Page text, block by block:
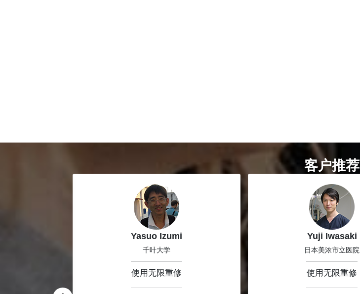
客户推荐
Yasuo Izumi
千叶大学
使用无限重修
Yuji Iwasaki
日本美浓市立医院
使用无限重修